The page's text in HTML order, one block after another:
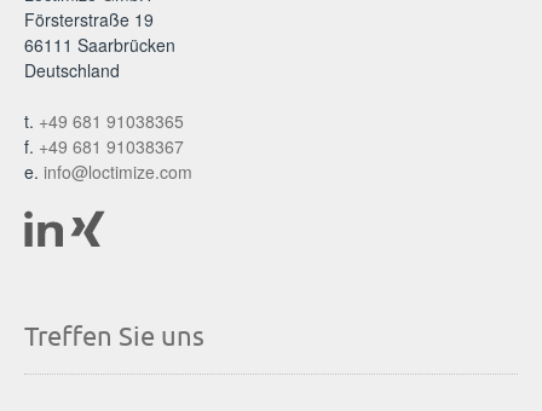
Försterstraße 19
66111 Saarbrücken
Deutschland
t. +49 681 91038365
f. +49 681 91038367
e. info@loctimize.com
Treffen Sie uns